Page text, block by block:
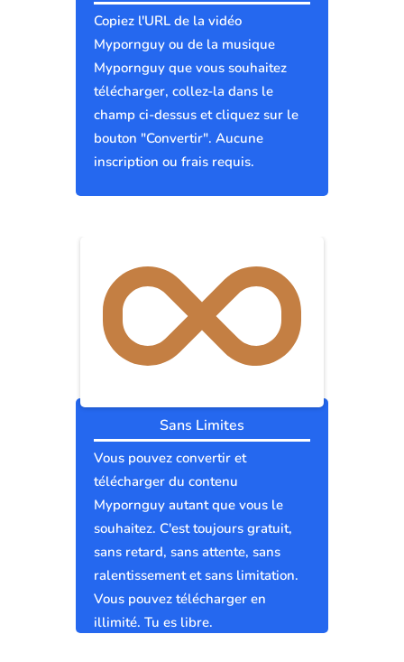
Copiez l'URL de la vidéo
Mypornguy ou de la musique
Mypornguy que vous souhaitez
télécharger, collez-la dans le
champ ci-dessus et cliquez sur le
bouton "Convertir". Aucune
inscription ou frais requis.
Sans Limites
Vous pouvez convertir et
télécharger du contenu
Mypornguy autant que vous le
souhaitez. C'est toujours gratuit,
sans retard, sans attente, sans
ralentissement et sans limitation.
Vous pouvez télécharger en
illimité. Tu es libre.